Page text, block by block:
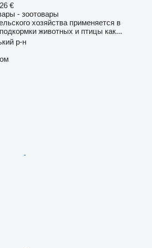
€
- зоотовары
хозяйства применяется в
животных и птицы как...
р-н